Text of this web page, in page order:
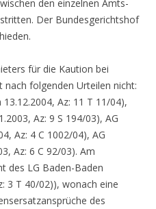
den einzelnen Amts-
Der Bundesgerichtshof
für die Kaution bei
folgenden Urteilen nicht:
Az: 11 T 11/04),
Az: 9 S 194/03), AG
Az: 4 C 1002/04), AG
Az: 6 C 92/03). Am
des LG Baden-Baden
3 T 40/02)), wonach eine
des